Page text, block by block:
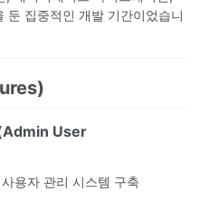
둔 집중적인 개발 기간이었습니
User
용자 관리 시스템 구축